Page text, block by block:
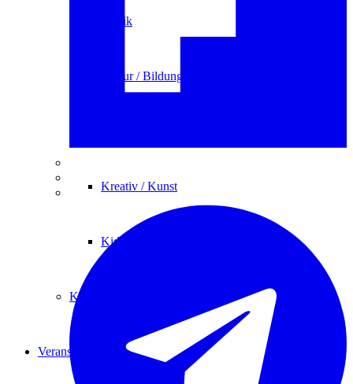
Musik
Kultur / Bildung / Reisen
Kreativ / Kunst
Kids / Familie
Kursarchiv
Veranstaltungen